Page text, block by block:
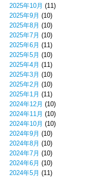
2025年10月 (11)
2025年9月 (10)
2025年8月 (10)
2025年7月 (10)
2025年6月 (11)
2025年5月 (10)
2025年4月 (11)
2025年3月 (10)
2025年2月 (10)
2025年1月 (11)
2024年12月 (10)
2024年11月 (10)
2024年10月 (10)
2024年9月 (10)
2024年8月 (10)
2024年7月 (10)
2024年6月 (10)
2024年5月 (11)